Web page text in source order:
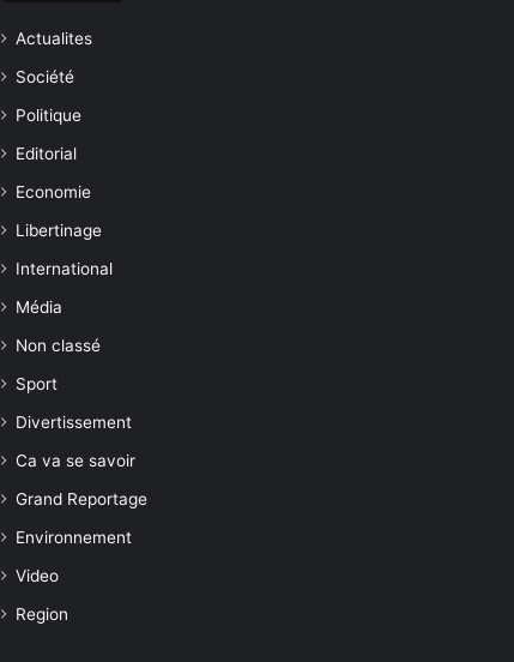
Actualites
Société
Politique
Editorial
Economie
Libertinage
International
Média
Non classé
Sport
Divertissement
Ca va se savoir
Grand Reportage
Environnement
Video
Region